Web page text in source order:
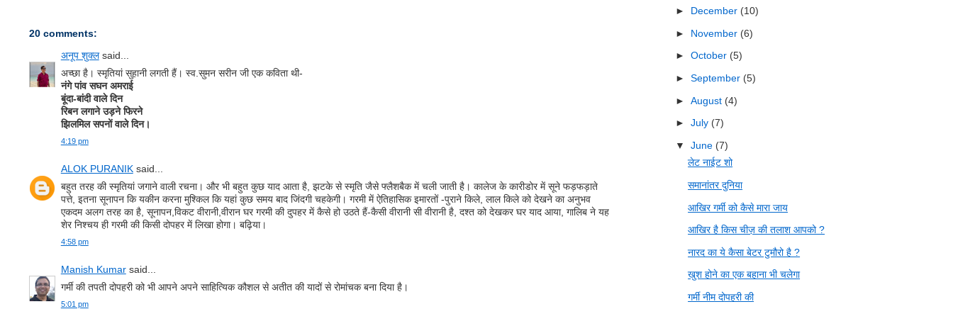
20 comments:
अनूप शुक्लsaid...
अच्छा है। स्मृतियां सुहानी लगती हैं। स्व.सुमन सरीन जी एक कविता थी-
नंगे पांव सघन अमराई
बूंदा-बांदी वाले दिन
रिबन लगाने उड़ने फिरने
झिलमिल सपनों वाले दिन।
4:19 pm
ALOK PURANIKsaid...
बहुत तरह की स्मृतियां जगाने वाली रचना। और भी बहुत कुछ याद आता है, झटके से स्मृति जैसे फ्लैशबैक में चली जाती है। कालेज के कारीडोर में सूने फड़फड़ाते
पत्ते, इतना सूनापन कि यकीन करना मुश्किल कि यहां कुछ समय बाद जिंदगी चहकेगी। गरमी में ऐतिहासिक इमारतों -पुराने किले, लाल किले को देखने का अनुभव
एकदम अलग तरह का है, सूनापन,विकट वीरानी,वीरान घर गरमी की दुपहर में कैसे हो उठते हैं-कैसी वीरानी सी वीरानी है, दश्त को देखकर घर याद आया, गालिब ने यह
शेर निश्चय ही गरमी की किसी दोपहर में लिखा होगा। बढ़िया।
4:58 pm
Manish Kumarsaid...
गर्मी की तपती दोपहरी को भी आपने अपने साहित्यिक कौशल से अतीत की यादों से रोमांचक बना दिया है।
5:01 pm
► December (10)
► November (6)
► October (5)
► September (5)
► August (4)
► July (7)
▼ June (7)
लेट नाईट शो
समानांतर दुनिया
आखिर गर्मी को कैसे मारा जाय
आखिर है किस चीज़ की तलाश आपको ?
नारद का ये कैसा बेटर टुमौरो है ?
खुश होने का एक बहाना भी चलेगा
गर्मी नीम दोपहरी की